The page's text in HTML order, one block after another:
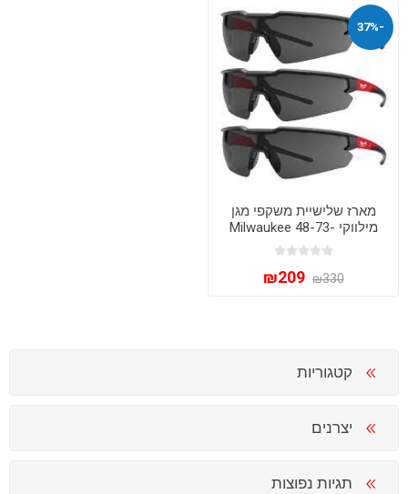
-37%
מארז שלישיית משקפי מגן
מילווקי Milwaukee 48-73-
2054 – עדשות כהות נגד
שריטות
₪330
₪209
קטגוריות
יצרנים
תגיות נפוצות